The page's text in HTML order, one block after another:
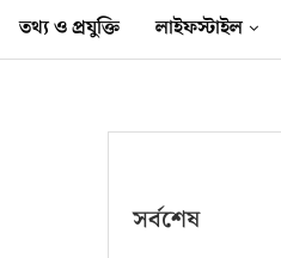
তথ‍্য ও প্রযুক্তি লাইফস্টাইল
সর্বশেষ